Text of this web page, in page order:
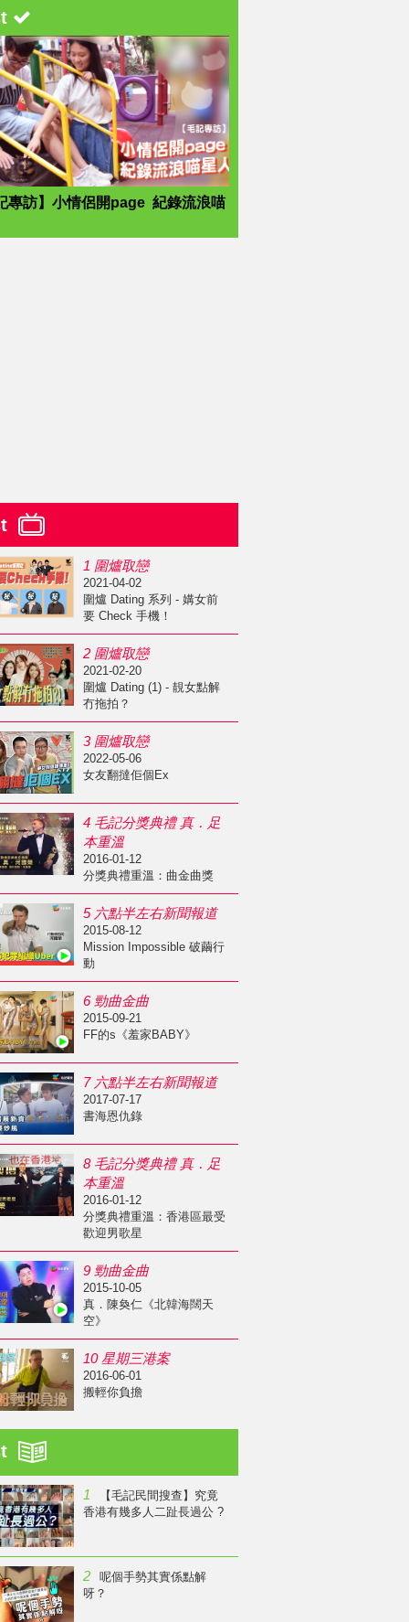
專訪】小情侶開page 紀錄流浪喵
1 圍爐取戀
2021-04-02
圍爐 Dating 系列 - 媾女前
要 Check 手機！
2 圍爐取戀
2021-02-20
圍爐 Dating (1) - 靚女點解
冇拖拍？
3 圍爐取戀
2022-05-06
女友翻撻佢個Ex
4 毛記分獎典禮 真．足
本重溫
2016-01-12
分獎典禮重溫：曲金曲獎
5 六點半左右新聞報道
2015-08-12
Mission Impossible 破繭行
動
6 勁曲金曲
2015-09-21
FF的s《羞家BABY》
7 六點半左右新聞報道
2017-07-17
書海恩仇錄
8 毛記分獎典禮 真．足
本重溫
2016-01-12
分獎典禮重溫：香港區最受
歡迎男歌星
9 勁曲金曲
2015-10-05
真．陳奐仁《北韓海闊天
空》
10 星期三港案
2016-06-01
搬輕你負擔
1
【毛記民間搜查】究竟
香港有幾多人二趾長過公 ?
2
呢個手勢其實係點解
呀？